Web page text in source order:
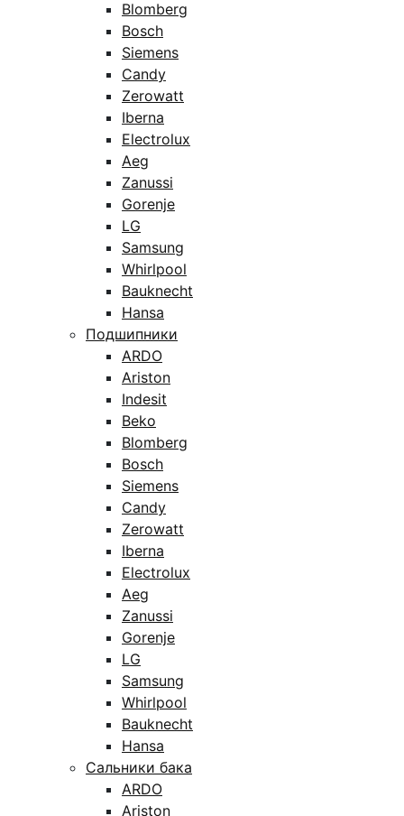
Blomberg
Bosch
Siemens
Candy
Zerowatt
Iberna
Electrolux
Aeg
Zanussi
Gorenje
LG
Samsung
Whirlpool
Bauknecht
Hansa
Подшипники
ARDO
Ariston
Indesit
Beko
Blomberg
Bosch
Siemens
Candy
Zerowatt
Iberna
Electrolux
Aeg
Zanussi
Gorenje
LG
Samsung
Whirlpool
Bauknecht
Hansa
Сальники бака
ARDO
Ariston